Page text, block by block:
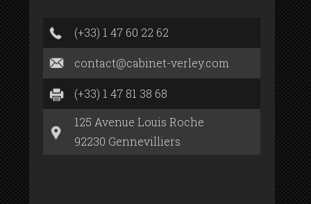
(+33) 1 47 60 22 62
contact@cabinet-verley.com
(+33) 1 47 81 38 68
125 Avenue Louis Roche
92230 Gennevilliers